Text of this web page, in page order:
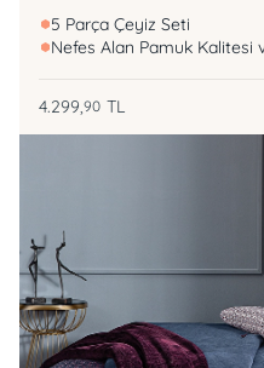
5 Parça Çeyiz Seti
4.299,90 TL